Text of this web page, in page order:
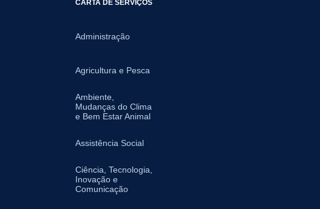
CARTA DE SERVIÇOS
Administração
Agricultura e Pesca
Ambiente,
Mudanças do Clima
e Bem Estar Animal
Assistência Social
Ciência, Tecnologia,
Inovação e
Comunicação